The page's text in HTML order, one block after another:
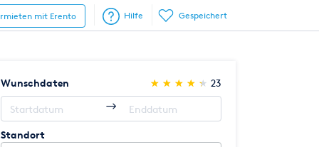
Gespeichert
mit Erento Hilfe
Wunschdaten (*)
★
★
(*) ★
★
(*) ★
★
(*) ★
★
(*) ★
★ 23
Standort